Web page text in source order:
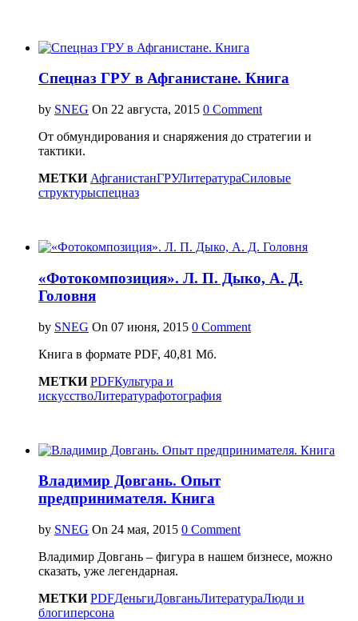
Спецназ ГРУ в Афганистане. Книга
by SNEG On
0 Comment
От обмундирования и снаряжения до стратегии и
тактики.
МЕТКИ АфганистанГРУЛитератураСиловые
структурыспецназ
«Фотокомпозиция». Л. П. Дыко, А. Д.
Головня
by SNEG On
0 Comment
Книга в формате PDF, 40,81 Мб.
МЕТКИPDFКультура и
искусствоЛитературафотография
Владимир Довгань. Опыт
предпринимателя. Книга
by SNEG On
0 Comment
Владимир Довгань – фигура в нашем бизнесе, можно
сказать, уже легендарная.
МЕТКИPDFДеньгиДовганьЛитератураЛюди и
блогиперсона